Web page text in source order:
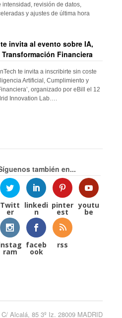
revisión de datos,
y ajustes de última hora
invita al evento sobre IA,
Financiera
te invita a inscribirte sin coste
Artificial, Cumplimiento y
organizado por eBill el 12
Innovation Lab….
también en...
Twitt
er
linkedi
n
pinter
est
youtu
be
ram
faceb
ook
rss
C/ Alcalá, 85 3º Iz. 28009 MADRID